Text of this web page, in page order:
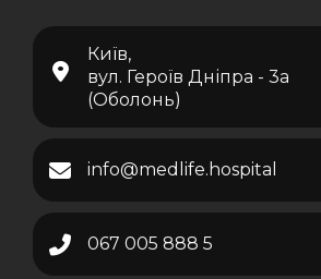
Київ,
вул. Героїв Дніпра - 3а
(Оболонь)
info@medlife.hospital
067 005 888 5